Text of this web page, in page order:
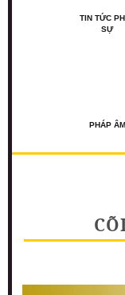
TIN TỨC
SỰ
PHÁP ÂM